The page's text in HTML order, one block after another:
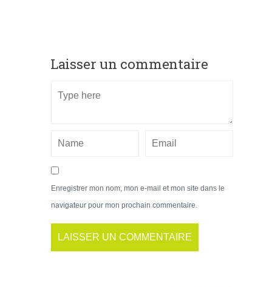
Laisser un commentaire
Enregistrer mon nom, mon e-mail et mon site dans le
navigateur pour mon prochain commentaire.